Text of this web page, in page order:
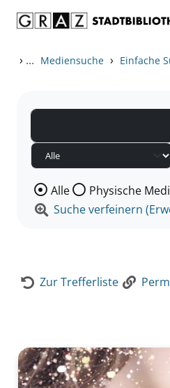
› ... Mediensuche › Einfache
Wählen Sie die
Alle Physische
Suche verfeinern
Zur Trefferliste